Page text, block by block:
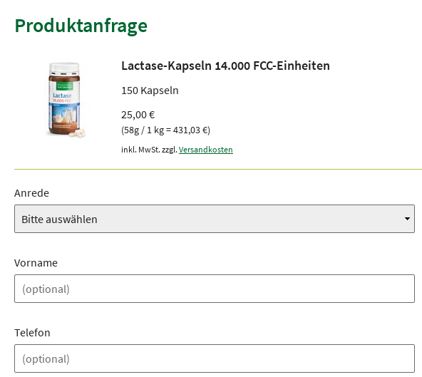
Produktanfrage
Lactase-Kapseln 14.000 FCC-Einheiten
150 Kapseln
25,00 €
(58g / 1 kg = 431,03 €)
inkl. MwSt. zzgl. Versandkosten
Anrede
Vorname
Telefon